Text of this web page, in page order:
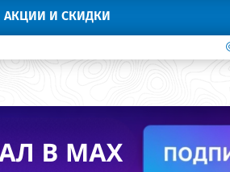
АКЦИИ И СКИДКИ